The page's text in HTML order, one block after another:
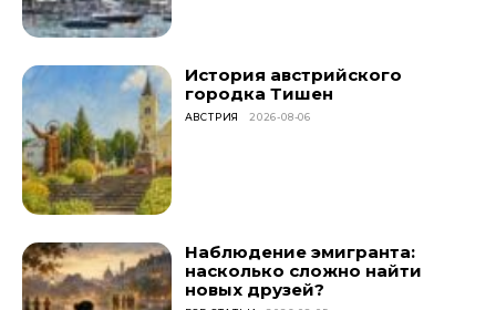
История австрийского
городка Тишен
АВСТРИЯ 2026-08-06
Наблюдение эмигранта:
насколько сложно найти
новых друзей?